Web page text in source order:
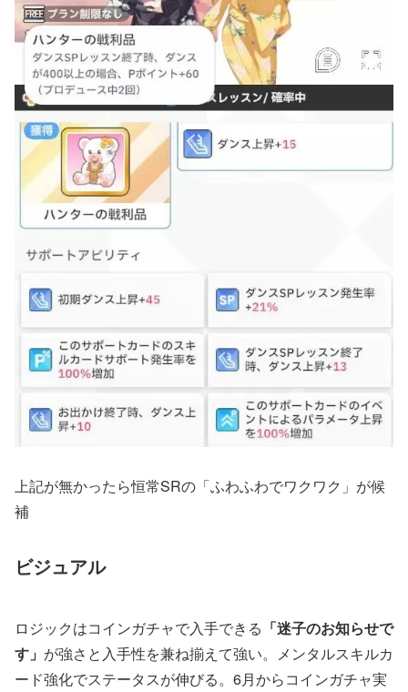
上記が無かったら恒常SRの「ふわふわでワクワク」が候
補
ビジュアル
ロジックはコインガチャで入手できる 「迷子のお知らせで
す」 が強さと入手性を兼ね揃えて強い。メンタルスキルカ
ード強化でステータスが伸びる。6月からコインガチャ実